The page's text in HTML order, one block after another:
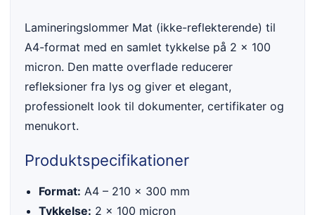
Lamineringslommer Mat (ikke-reflekterende) til
A4-format med en samlet tykkelse på 2 × 100
micron. Den matte overflade reducerer
refleksioner fra lys og giver et elegant,
professionelt look til dokumenter, certifikater og
menukort.
Produktspecifikationer
Format: A4 – 210 × 300 mm
Tykkelse: 2 × 100 micron